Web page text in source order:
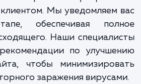
диагностики и
методы. Это позволяет
источник угрозы и
его. Следующий
вредоносного